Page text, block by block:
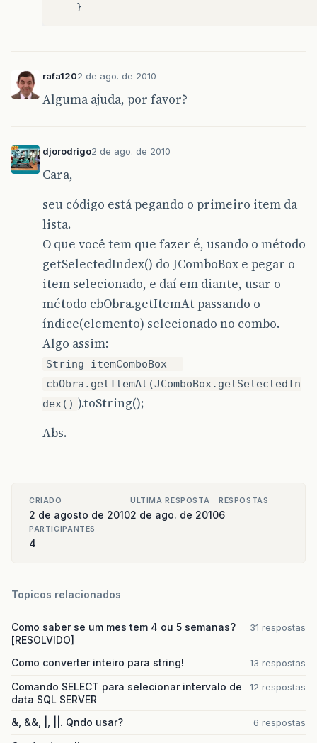
}
rafa1202 de ago. de 2010
Alguma ajuda, por favor?
djorodrigo2 de ago. de 2010
Cara,
seu código está pegando o primeiro item da
lista.
O que você tem que fazer é, usando o método
getSelectedIndex() do JComboBox e pegar o
item selecionado, e daí em diante, usar o
método cbObra.getItemAt passando o
índice(elemento) selecionado no combo.
Algo assim:
String itemComboBox =
cbObra.getItemAt(JComboBox.getSelectedIn
dex() ).toString();
Abs.
CRIADO
2 de agosto de 2010
ULTIMA RESPOSTA
2 de ago. de 2010
RESPOSTAS
6
PARTICIPANTES
4
Topicos relacionados
Como saber se um mes tem 4 ou 5 semanas?
[RESOLVIDO]
31 respostas
Como converter inteiro para string! 13 respostas
Comando SELECT para selecionar intervalo de
data SQL SERVER
12 respostas
&, &&, |, ||. Qndo usar? 6 respostas